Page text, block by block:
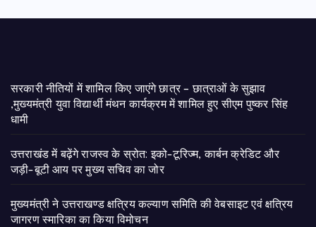
सरकारी नीतियों में शामिल किए जाएंगे छात्र – छात्राओं के सुझाव
,मुख्यमंत्री युवा विद्यार्थी मंथन कार्यक्रम में शामिल हुए सीएम पुष्कर सिंह
धामी
उत्तराखंड में बढ़ेंगे राजस्व के स्रोत: इको-टूरिज्म, कार्बन क्रेडिट और
जड़ी-बूटी आय पर मुख्य सचिव का जोर
मुख्यमंत्री ने उत्तराखण्ड क्षत्रिय कल्याण समिति की वेबसाइट एवं क्षत्रिय
जागरण स्मारिका का किया विमोचन